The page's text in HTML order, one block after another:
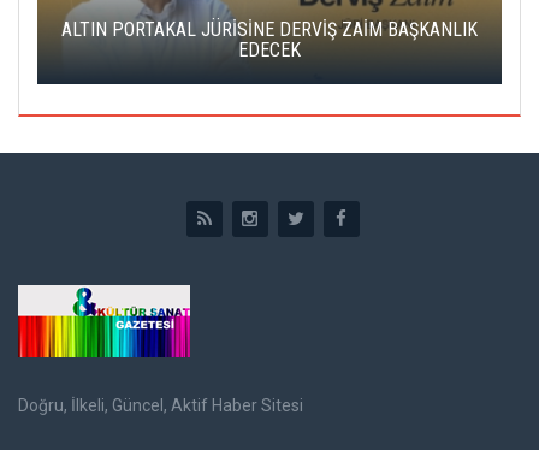
ALTIN PORTAKAL JÜRİSİNE DERVİŞ ZAİM BAŞKANLIK
EDECEK
Doğru, İlkeli, Güncel, Aktif Haber Sitesi